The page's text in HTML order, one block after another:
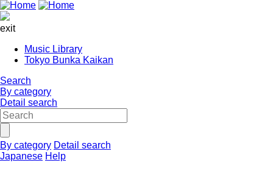
exit
Music Library
Tokyo Bunka Kaikan
Search
By category
Detail search
By category Detail search
Japanese Help